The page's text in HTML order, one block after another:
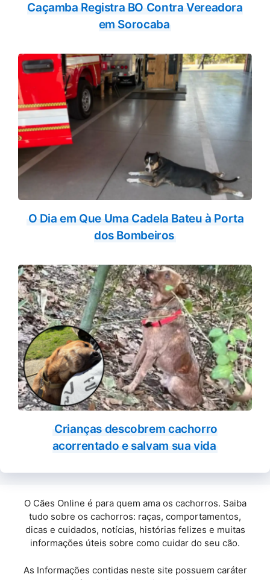
Caçamba Registra BO Contra Vereadora
em Sorocaba
O Dia em Que Uma Cadela Bateu à Porta
dos Bombeiros
Crianças descobrem cachorro
acorrentado e salvam sua vida
O Cães Online é para quem ama os cachorros. Saiba
tudo sobre os cachorros: raças, comportamentos,
dicas e cuidados, notícias, histórias felizes e muitas
informações úteis sobre como cuidar do seu cão.
As Informações contidas neste site possuem caráter